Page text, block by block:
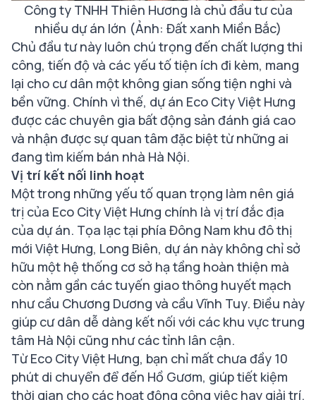
Công ty TNHH Thiên Hương là chủ đầu tư của
nhiều dự án lớn (Ảnh: Đất xanh Miền Bắc)
Chủ đầu tư này luôn chú trọng đến chất lượng thi
công, tiến độ và các yếu tố tiện ích đi kèm, mang
lại cho cư dân một không gian sống tiện nghi và
bền vững. Chính vì thế, dự án Eco City Việt Hưng
được các chuyên gia bất động sản đánh giá cao
và nhận được sự quan tâm đặc biệt từ những ai
đang tìm kiếm bán nhà Hà Nội.
Vị trí kết nối linh hoạt
Một trong những yếu tố quan trọng làm nên giá
trị của Eco City Việt Hưng chính là vị trí đắc địa
của dự án. Tọa lạc tại phía Đông Nam khu đô thị
mới Việt Hưng, Long Biên, dự án này không chỉ sở
hữu một hệ thống cơ sở hạ tầng hoàn thiện mà
còn nằm gần các tuyến giao thông huyết mạch
như cầu Chương Dương và cầu Vĩnh Tuy. Điều này
giúp cư dân dễ dàng kết nối với các khu vực trung
tâm Hà Nội cũng như các tỉnh lân cận.
Từ Eco City Việt Hưng, bạn chỉ mất chưa đầy 10
phút di chuyển để đến Hồ Gươm, giúp tiết kiệm
thời gian cho các hoạt động công việc hay giải trí.